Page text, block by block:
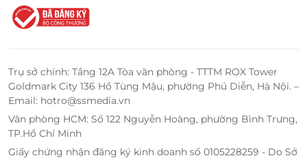
Trụ sở chính: Tầng 12A Tòa văn phòng - TTTM ROX Tower
Goldmark City 136 Hồ Tùng Mậu, phường Phú Diễn, Hà Nội. –
Email: hotro@ssmedia.vn
Văn phòng HCM: Số 122 Nguyễn Hoàng, phường Bình Trưng,
TP.Hồ Chí Minh
Giấy chứng nhận đăng ký kinh doanh số 0105228259 - Do Sở